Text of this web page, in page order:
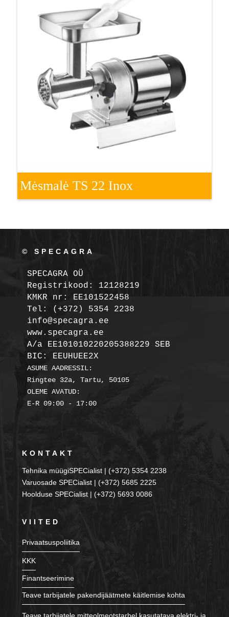
Mėsmalė TS 22 Inox
© SPECAGRA
SPECAGRA OÜ
Registrikood: 12128219
KMKR nr: EE101522458
Tel: (+372) 5354 2238
info@specagra.ee
A/a EE101010220205388229 SEB
BIC: EEUHUEE2X
ASUME AADRESSIL:
Ringtee 32a, Tartu, 50105
OLEME AVATUD:
E-R 09:00 - 17:00
KONTAKT
Tehnika müügiSPECialist | (+372) 5354 2238
Varuosade SPECialist | (+372) 5685 2225
Hoolduse SPECialist | (+372) 5693 0086
VIITED
Privaatsuspoliitika
KKK
Finantseerimine
Teave tarbijatele pakendijäätmete käitlemise kohta